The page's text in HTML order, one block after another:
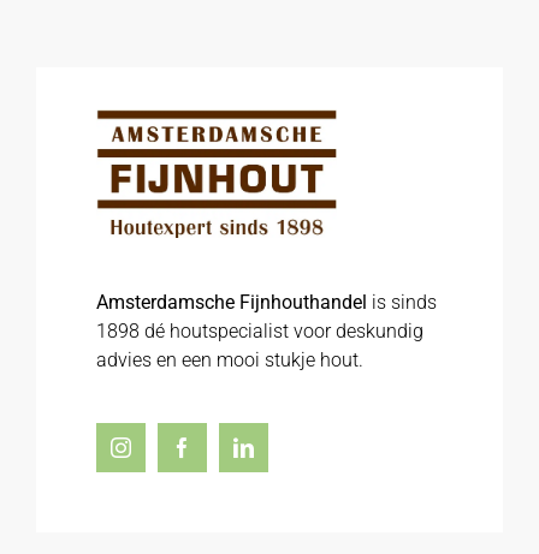
Amsterdamsche Fijnhouthandel is sinds
1898 dé houtspecialist voor deskundig
advies en een mooi stukje hout.